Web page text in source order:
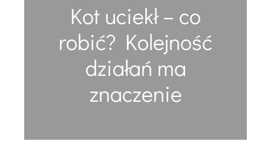
Kot uciekł – co
robić? Kolejność
działań ma
znaczenie